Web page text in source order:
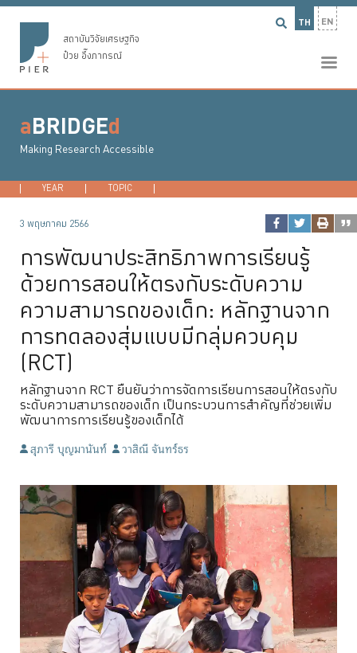
TH EN
สถาบันวิจัยเศรษฐกิจ
ป๋วย อึ๊งภากรณ์
aBRIDGEd
Making Research Accessible
YEAR 2026 2025
TOPIC
3 พฤษภาคม 2566
การพัฒนาประสิทธิภาพการเรียนรู้
ด้วยการสอนให้ตรงกับระดับความ
ความสามารถของเด็ก: หลักฐานจาก
การทดลองสุ่มแบบมีกลุ่มควบคุม
(RCT)
หลักฐานจาก RCT ยืนยันว่าการจัดการเรียนการสอนให้ตรงกับ
ระดับความสามารถของเด็ก เป็นกระบวนการสำคัญที่ช่วยเพิ่ม
พัฒนาการการเรียนรู้ของเด็กได้
สุภารี บุญมานันท์ วาสิณี จันทร์ธร